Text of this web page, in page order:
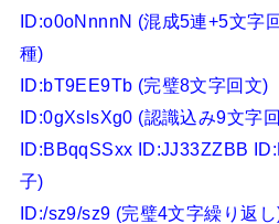
ID:o0oNnnnN (混成5連+5文字
種)
ID:bT9EE9Tb (完璧8文字回文)
ID:0gXslsXg0 (認識込み9文字
ID:BBqqSSxx ID:JJ33ZZBB
子)
ID:/sz9/sz9 (完璧4文字繰り返